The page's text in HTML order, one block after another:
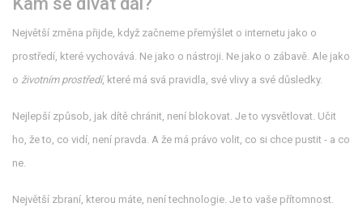
Největší změna přijde, když začneme přemýšlet o internetu jako o
prostředí, které vychovává. Ne jako o nástroji. Ne jako o zábavě. Ale jako
o životním prostředí, které má svá pravidla, své vlivy a své důsledky.
Nejlepší způsob, jak dítě chránit, není blokovat. Je to vysvětlovat. Učit
ho, že to, co vidí, není pravda. A že má právo volit, co si chce pustit - a co
ne.
Největší zbraní, kterou máte, není technologie. Je to vaše přítomnost.